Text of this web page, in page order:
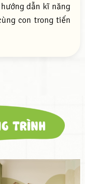
dẫn kĩ năng
con trong tiến